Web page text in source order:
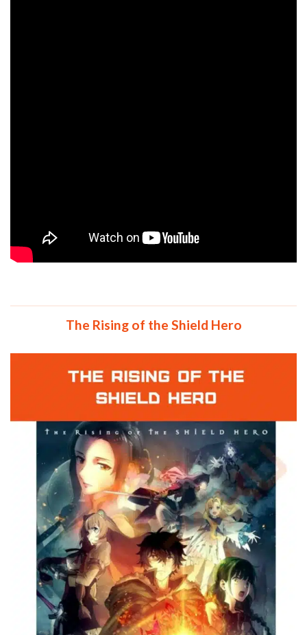
The Rising of the Shield Hero